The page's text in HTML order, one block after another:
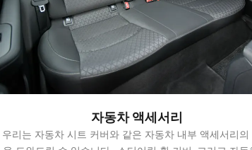
자동차 액세서리
우리는 자동차 시트 커버와 같은 자동차 내부 액세서리의